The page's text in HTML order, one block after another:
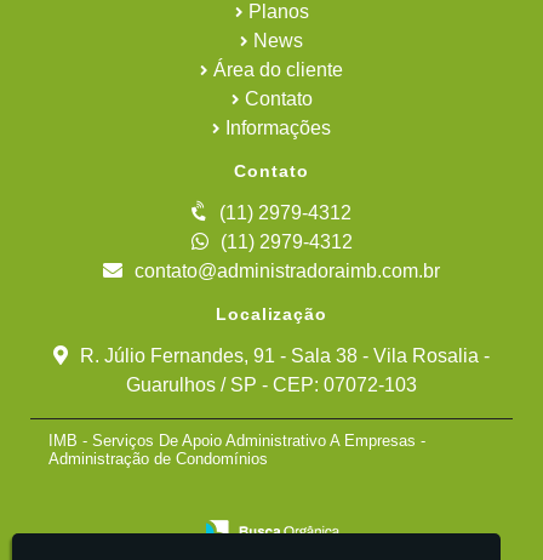
Planos
News
Área do cliente
Contato
Informações
Contato
(11) 2979-4312
(11) 2979-4312
contato@administradoraimb.com.br
Localização
R. Júlio Fernandes, 91 - Sala 38 - Vila Rosalia -
Guarulhos / SP - CEP: 07072-103
IMB - Serviços De Apoio Administrativo A Empresas -
Administração de Condomínios